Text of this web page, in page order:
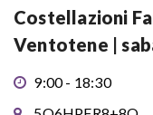
Costellazioni
Ventotene |
9:00 - 18:30